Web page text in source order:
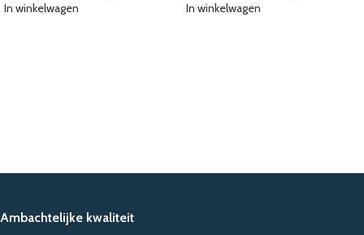
In winkelwagen
In winkelwagen
Ambachtelijke kwaliteit